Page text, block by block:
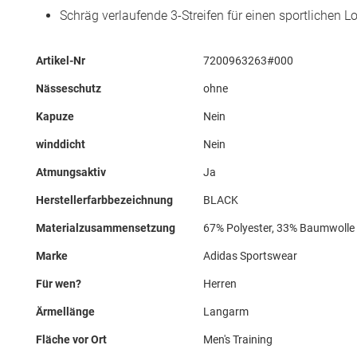
Schräg verlaufende 3-Streifen für einen sportlichen
Mehr
Artikel-Nr 7200963263#000
Nässeschutz ohne
Kapuze Nein
winddicht Nein
Atmungsaktiv Ja
Herstellerfarbbezeichnung BLACK
Materialzusammensetzung 67% Polyester, 33% Baumwolle
Marke Adidas Sportswear
Für wen? Herren
Ärmellänge Langarm
Fläche vor Ort Men's Training